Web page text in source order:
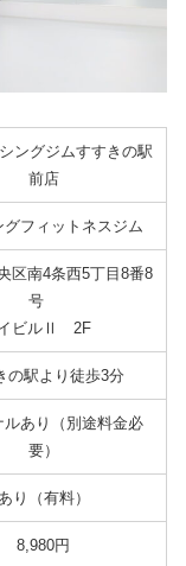
ングジムすすきの駅
前店
グフィットネスジム
区南4条西5丁目8番8
号
ビルⅡ 2F
の駅より徒歩3分
ルあり（別途料金必
要）
あり（有料）
8,980円